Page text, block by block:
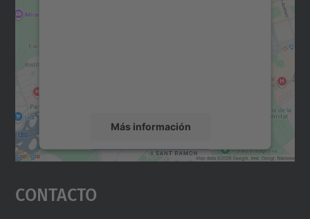
Más información
Aceptar
powered by
Contacto